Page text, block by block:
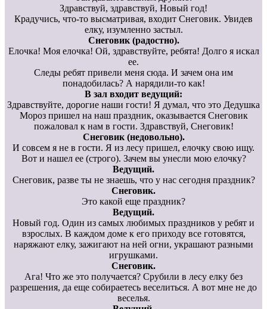
Здравствуй, здравствуй, Новый год!
Крадучись, что-то высматривая, входит Снеговик. Увидев
елку, изумленно застыл.
Снеговик (радостно).
Елочка! Моя елочка! Ой, здравствуйте, ребята! Долго я искал
ее.
Следы ребят привели меня сюда. И зачем она им
понадобилась? А нарядили-то как!
В зал входит ведущий:
Здравствуйте, дорогие наши гости! Я думал, что это Дедушка
Мороз пришел на наш праздник, оказывается Снеговик
пожаловал к нам в гости. Здравствуй, Снеговик!
Снеговик (недовольно).
И совсем я не в гости. Я из лесу пришел, елочку свою ищу.
Вот и нашел ее (строго). Зачем вы унесли мою елочку?
Ведущий.
Снеговик, разве ты не знаешь, что у нас сегодня праздник?
Снеговик.
Это какой еще праздник?
Ведущий.
Новый год. Один из самых любимых праздников у ребят и
взрослых. В каждом доме к его приходу все готовятся,
наряжают елку, зажигают на ней огни, украшают разными
игрушками.
Снеговик.
Ага! Что же это получается? Срубили в лесу елку без
разрешения, да еще собираетесь веселиться. А вот мне не до
веселья.